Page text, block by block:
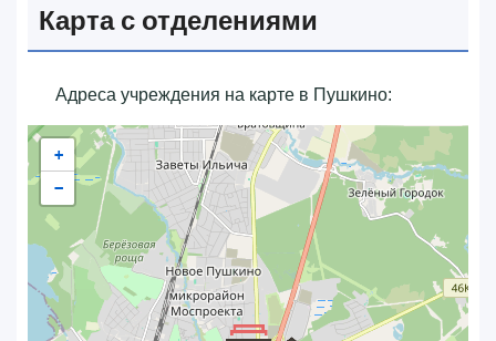
Карта с отделениями
Адреса учреждения на карте в Пушкино:
+
−